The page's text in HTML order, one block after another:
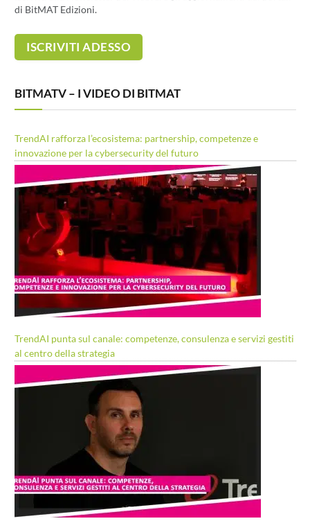
di BitMAT Edizioni.
BITMATV – I VIDEO DI BITMAT
TrendAI rafforza l’ecosistema: partnership, competenze e
innovazione per la cybersecurity del futuro
TrendAI punta sul canale: competenze, consulenza e servizi gestiti
al centro della strategia